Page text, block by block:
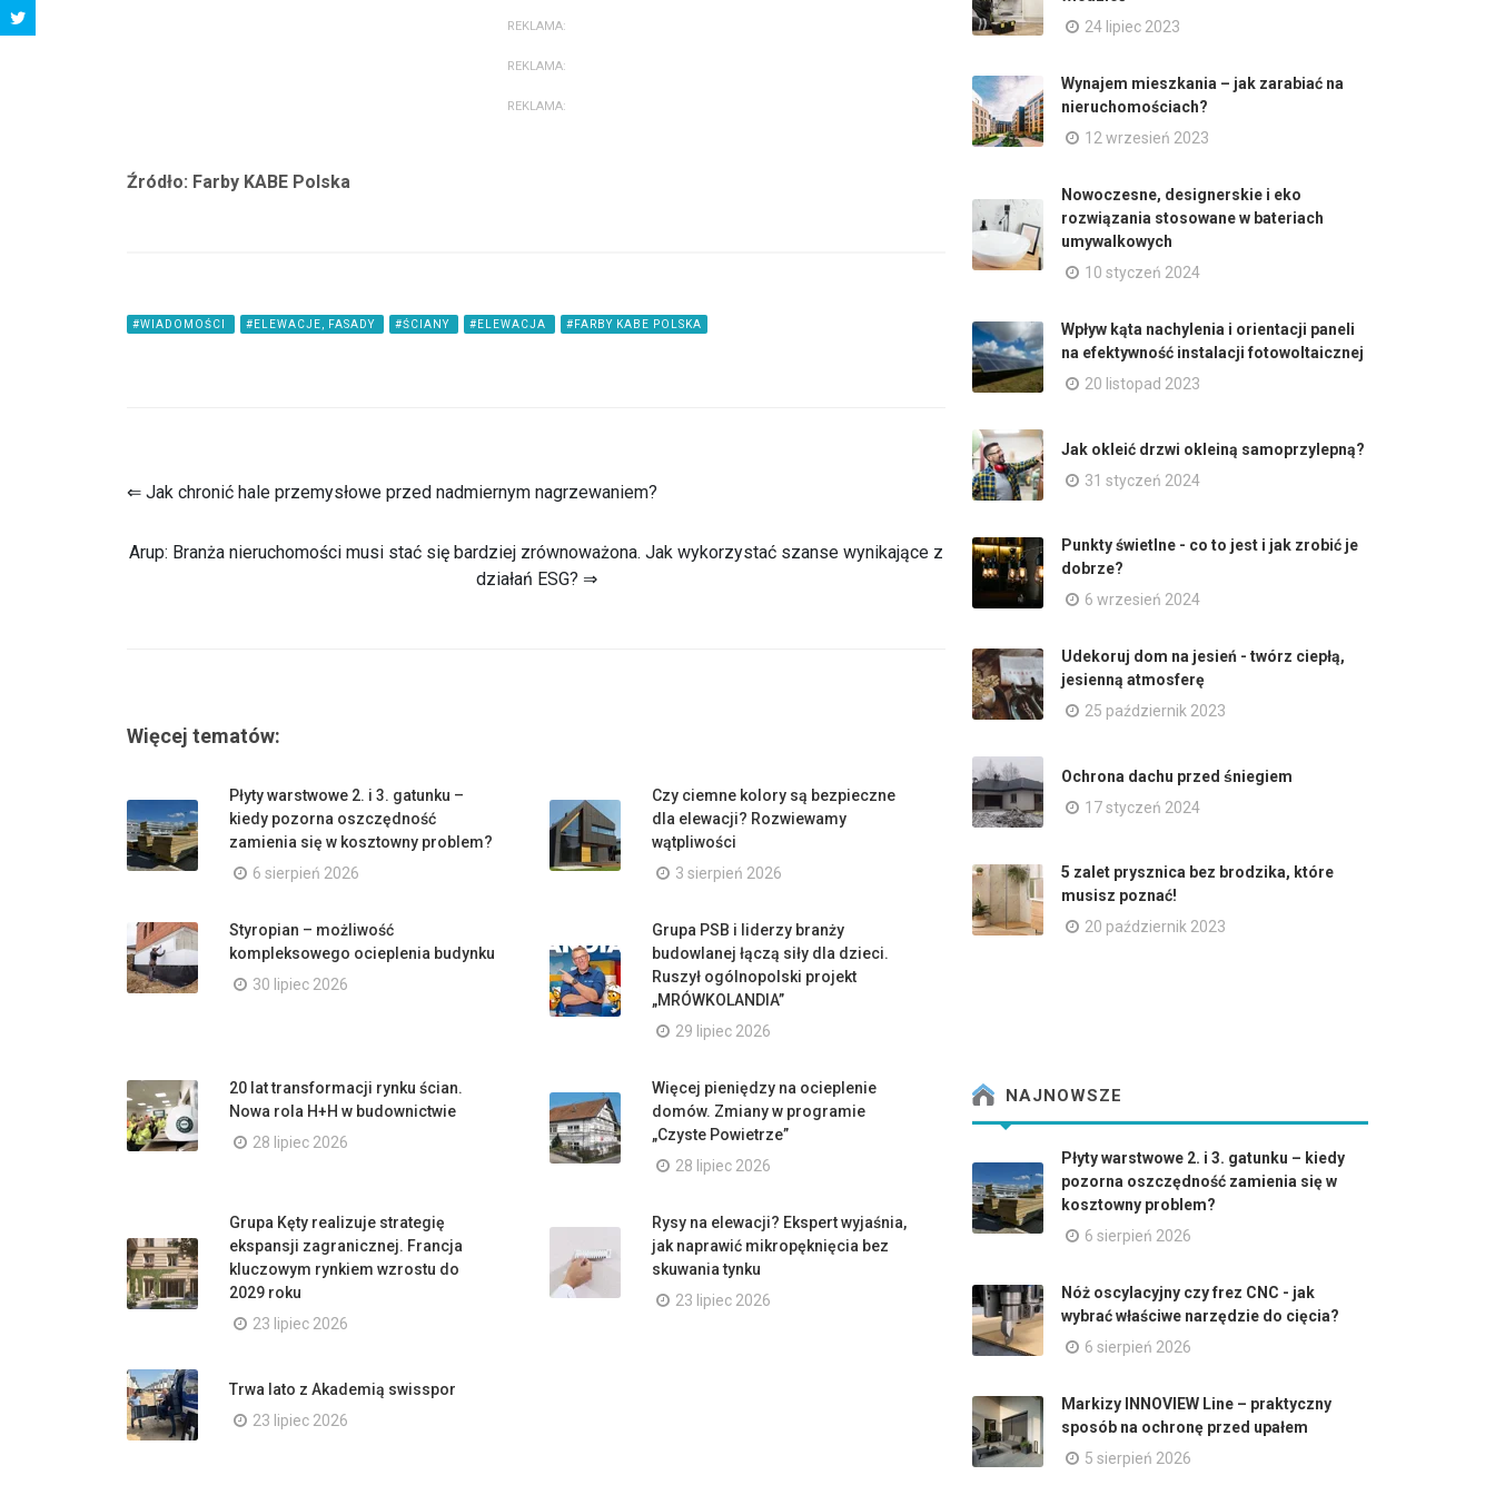
REKLAMA:
REKLAMA:
REKLAMA:
Źródło: Farby KABE Polska
#WIADOMOŚCI #ELEWACJE, FASADY #ŚCIANY #ELEWACJA #FARBY KABE POLSKA
⇐ Jak chronić hale przemysłowe przed nadmiernym nagrzewaniem?
Arup: Branża nieruchomości musi stać się bardziej zrównoważona. Jak wykorzystać szanse wynikające z
działań ESG? ⇒
Więcej tematów:
Płyty warstwowe 2. i 3. gatunku –
kiedy pozorna oszczędność
zamienia się w kosztowny problem?
6 sierpień 2026
Czy ciemne kolory są bezpieczne
dla elewacji? Rozwiewamy
wątpliwości
3 sierpień 2026
Styropian – możliwość
kompleksowego ocieplenia budynku
30 lipiec 2026
Grupa PSB i liderzy branży
budowlanej łączą siły dla dzieci.
Ruszył ogólnopolski projekt
„MRÓWKOLANDIA”
29 lipiec 2026
20 lat transformacji rynku ścian.
Nowa rola H+H w budownictwie
28 lipiec 2026
Więcej pieniędzy na ocieplenie
domów. Zmiany w programie
„Czyste Powietrze”
28 lipiec 2026
Grupa Kęty realizuje strategię
ekspansji zagranicznej. Francja
kluczowym rynkiem wzrostu do
2029 roku
23 lipiec 2026
Rysy na elewacji? Ekspert wyjaśnia,
jak naprawić mikropęknięcia bez
skuwania tynku
23 lipiec 2026
Trwa lato z Akademią swisspor
23 lipiec 2026
24 lipiec 2023
Wynajem mieszkania – jak zarabiać na
nieruchomościach?
12 wrzesień 2023
Nowoczesne, designerskie i eko
rozwiązania stosowane w bateriach
umywalkowych
10 styczeń 2024
Wpływ kąta nachylenia i orientacji paneli
na efektywność instalacji fotowoltaicznej
20 listopad 2023
Jak okleić drzwi okleiną samoprzylepną?
31 styczeń 2024
Punkty świetlne - co to jest i jak zrobić je
dobrze?
6 wrzesień 2024
Udekoruj dom na jesień - twórz ciepłą,
jesienną atmosferę
25 październik 2023
Ochrona dachu przed śniegiem
17 styczeń 2024
5 zalet prysznica bez brodzika, które
musisz poznać!
20 październik 2023
NAJNOWSZE
Płyty warstwowe 2. i 3. gatunku – kiedy
pozorna oszczędność zamienia się w
kosztowny problem?
6 sierpień 2026
Nóż oscylacyjny czy frez CNC - jak
wybrać właściwe narzędzie do cięcia?
6 sierpień 2026
Markizy INNOVIEW Line – praktyczny
sposób na ochronę przed upałem
5 sierpień 2026